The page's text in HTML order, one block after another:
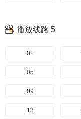
157
161
165
169
173
117
121
125
129
133
77
81
85
89
93
37
41
45
49
53
播放线路 5
01
05
09
13